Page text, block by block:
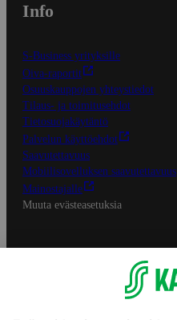
Info
S-Business yrityksille
Oiva-raportit
Osuuskauppojen yhteystiedot
Tilaus- ja toimitusehdot
Tietosuojakäytäntö
Palvelun käyttöehdot
Saavutettavuus
Mobiilisovelluksen saavutettavuus
Mainostajalle
Muuta evästeasetuksia
S-ryhmän palvelut